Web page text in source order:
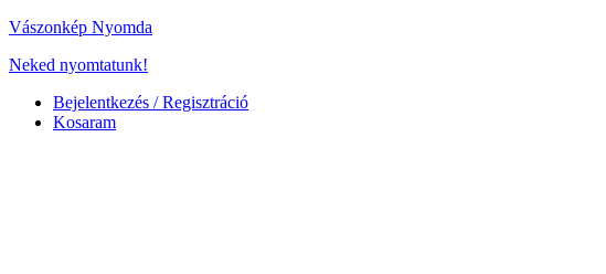
Vászonkép Nyomda
Neked nyomtatunk!
Bejelentkezés / Regisztráció
Kosaram